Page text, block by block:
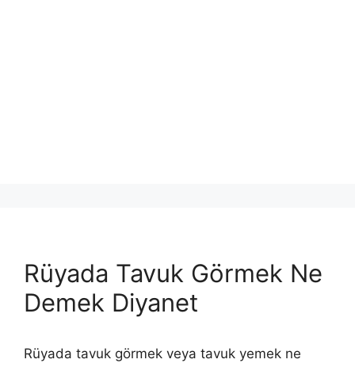
Rüyada Tavuk Görmek Ne
Demek Diyanet
Rüyada tavuk görmek veya tavuk yemek ne